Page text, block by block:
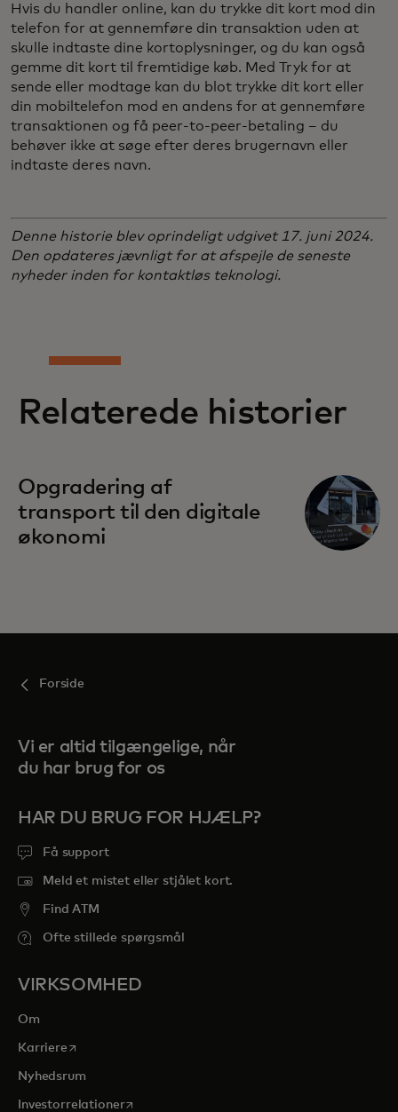
Hvis du handler online, kan du trykke dit kort mod din
telefon for at gennemføre din transaktion uden at
skulle indtaste dine kortoplysninger, og du kan også
gemme dit kort til fremtidige køb. Med Tryk for at
sende eller modtage kan du blot trykke dit kort eller
din mobiltelefon mod en andens for at gennemføre
transaktionen og få peer-to-peer-betaling – du
behøver ikke at søge efter deres brugernavn eller
indtaste deres navn.
Denne historie blev oprindeligt udgivet 17. juni 2024.
Den opdateres jævnligt for at afspejle de seneste
nyheder inden for kontaktløs teknologi.
Relaterede historier
Opgradering af
transport til den digitale
økonomi
Forside
Vi er altid tilgængelige, når
du har brug for os
HAR DU BRUG FOR HJÆLP?
Få support
Meld et mistet eller stjålet kort.
Find ATM
Ofte stillede spørgsmål
VIRKSOMHED
Om
Karriereopens in a new tab
Nyhedsrum
Investorrelationeropens in a new tab